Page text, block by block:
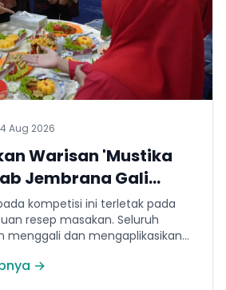
Aug 2026
Warisan 'Mustika
Jembrana Gali
Bung Karno Lewat
Menu Kuliner
kompetisi ini terletak pada
resep masakan. Seluruh
menggali dan mengaplikasikan
kumpulan resep Nusantara
→